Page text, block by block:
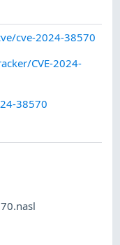
cve-2024-38570
CVE-2024-
38570